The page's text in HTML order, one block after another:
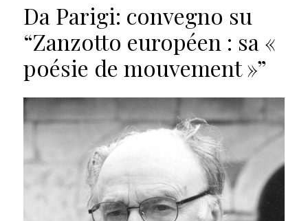
Da Parigi: convegno su
“Zanzotto européen : sa «
poésie de mouvement »”